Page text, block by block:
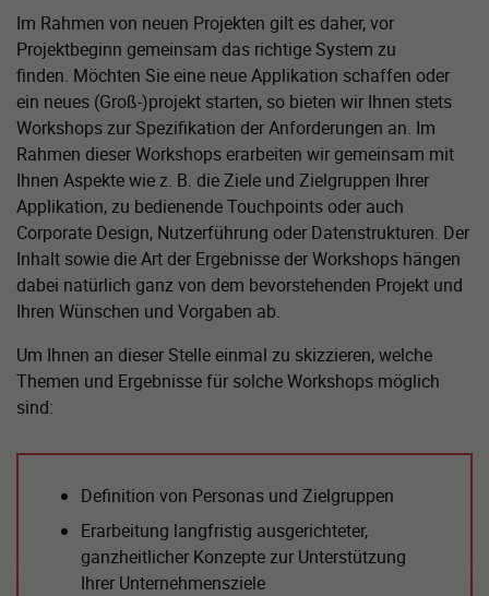
Im Rahmen von neuen Projekten gilt es daher, vor
Projektbeginn gemeinsam das richtige System zu
finden. Möchten Sie eine neue Applikation schaffen oder
ein neues (Groß-)projekt starten, so bieten wir Ihnen stets
Workshops zur Spezifikation der Anforderungen an. Im
Rahmen dieser Workshops erarbeiten wir gemeinsam mit
Ihnen Aspekte wie z. B. die Ziele und Zielgruppen Ihrer
Applikation, zu bedienende Touchpoints oder auch
Corporate Design, Nutzerführung oder Datenstrukturen. Der
Inhalt sowie die Art der Ergebnisse der Workshops hängen
dabei natürlich ganz von dem bevorstehenden Projekt und
Ihren Wünschen und Vorgaben ab.
Um Ihnen an dieser Stelle einmal zu skizzieren, welche
Themen und Ergebnisse für solche Workshops möglich
sind:
Definition von Personas und Zielgruppen
Erarbeitung langfristig ausgerichteter,
ganzheitlicher Konzepte zur Unterstützung
Ihrer Unternehmensziele